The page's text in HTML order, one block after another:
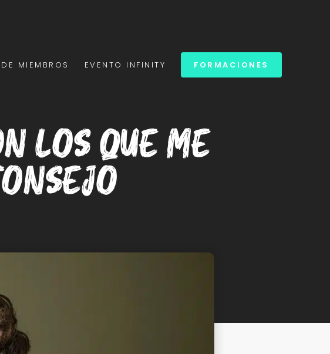
MIEMBROS EVENTO INFINITY FORMACIONES
los que me